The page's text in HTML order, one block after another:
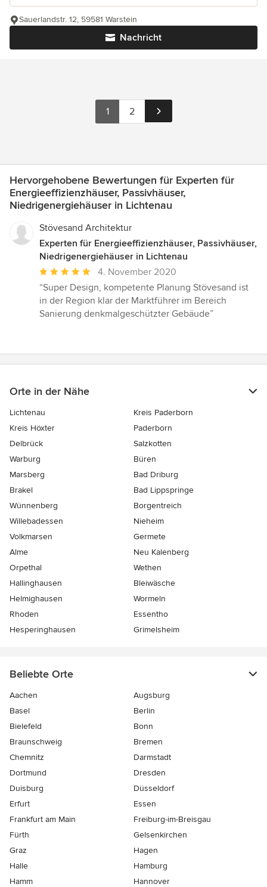
Nachricht
Sauerlandstr. 12, 59581 Warstein
1 2
Hervorgehobene Bewertungen für Experten für
Energieeffizienzhäuser, Passivhäuser,
Niedrigenergiehäuser in Lichtenau
Stövesand Architektur
Experten für Energieeffizienzhäuser, Passivhäuser,
Niedrigenergiehäuser in Lichtenau
Durchschnittliche
Bewertung:
5
von
4. November 2020
“Super Design, kompetente Planung Stövesand ist
in der Region klar der Marktführer im Bereich
Sanierung denkmalgeschützter Gebäude”
Orte in der Nähe
Lichtenau
Kreis Paderborn
Kreis Höxter
Paderborn
Delbrück
Salzkotten
Warburg
Büren
Marsberg
Bad Driburg
Brakel
Bad Lippspringe
Wünnenberg
Borgentreich
Willebadessen
Nieheim
Volkmarsen
Germete
Alme
Neu Kalenberg
Orpethal
Wethen
Hallinghausen
Bleiwäsche
Helmighausen
Wormeln
Rhoden
Essentho
Hesperinghausen
Grimelsheim
Beliebte Orte
Aachen
Augsburg
Basel
Berlin
Bielefeld
Bonn
Braunschweig
Bremen
Chemnitz
Darmstadt
Dortmund
Dresden
Duisburg
Düsseldorf
Erfurt
Essen
Frankfurt am Main
Freiburg-im-Breisgau
Fürth
Gelsenkirchen
Graz
Hagen
Halle
Hamburg
Hamm
Hannover